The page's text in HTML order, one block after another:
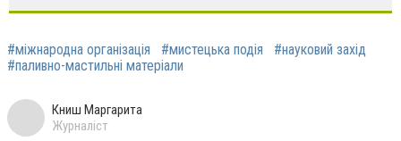
#міжнародна організація #мистецька подія
#науковий захід
#паливно-мастильні матеріали
Книш Маргарита
Журналіст